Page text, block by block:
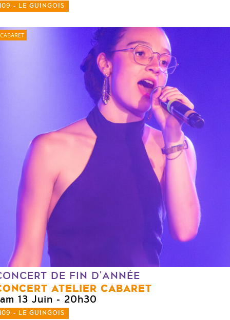
- LE GUINGOIS
CABARET
DE FIN D'ANNÉE
ATELIER CABARET
13 Juin - 20h30
- LE GUINGOIS